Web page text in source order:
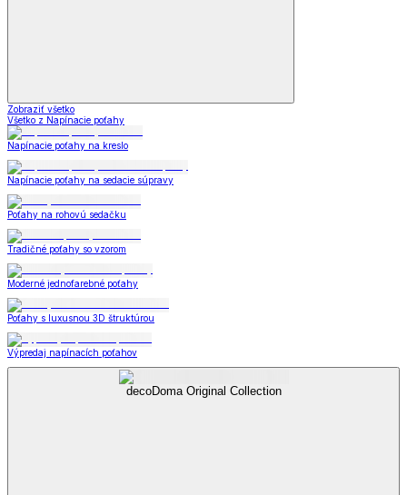
Zobraziť všetko
Všetko z Napínacie poťahy
Napínacie poťahy na kreslo
Napínacie poťahy na sedacie súpravy
Poťahy na rohovú sedačku
Tradičné poťahy so vzorom
Moderné jednofarebné poťahy
Poťahy s luxusnou 3D štruktúrou
Výpredaj napínacích poťahov
decoDoma Original Collection